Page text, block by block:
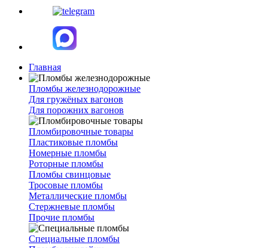
Главная
Пломбы железнодорожные
Для гружёных вагонов
Для порожних вагонов
Пломбировочные товары
Пластиковые пломбы
Номерные пломбы
Роторные пломбы
Пломбы свинцовые
Тросовые пломбы
Металлические пломбы
Стержневые пломбы
Прочие пломбы
Специальные пломбы